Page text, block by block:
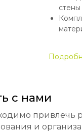
стены
с нами
привлечь
и